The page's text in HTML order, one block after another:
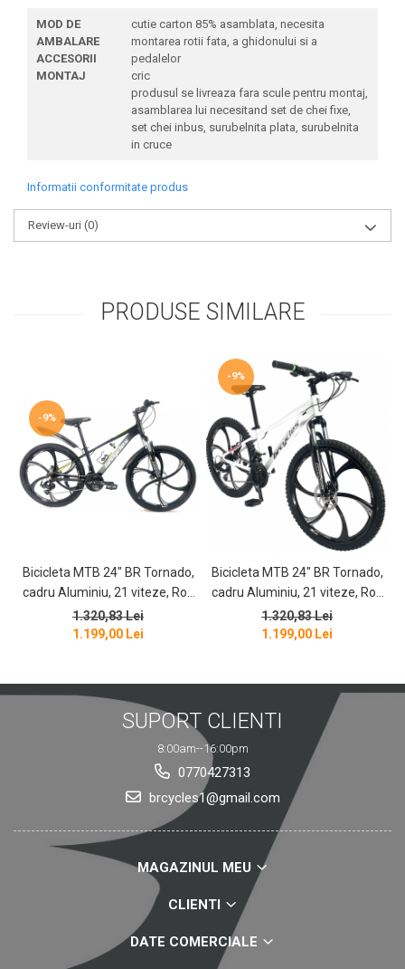
MOD DE
AMBALARE
ACCESORII
MONTAJ
cutie carton 85% asamblata, necesita
montarea rotii fata, a ghidonului si a
pedalelor
cric
produsul se livreaza fara scule pentru montaj,
asamblarea lui necesitand set de chei fixe,
set chei inbus, surubelnita plata, surubelnita
in cruce
Informatii conformitate produs
Review-uri (0)
PRODUSE SIMILARE
-9%
Bicicleta MTB 24″ BR Tornado,
cadru Aluminiu, 21 viteze, Roti
magnesium cu Shimano, Negru
1.320,83 Lei
1.199,00 Lei
-9%
Bicicleta MTB 24″ BR Tornado,
cadru Aluminiu, 21 viteze, Roti
magnesium cu Shimano, Alb
1.320,83 Lei
1.199,00 Lei
SUPORT CLIENTI
8:00am--16:00pm
0770427313
brcycles1@gmail.com
MAGAZINUL MEU
CLIENTI
DATE COMERCIALE